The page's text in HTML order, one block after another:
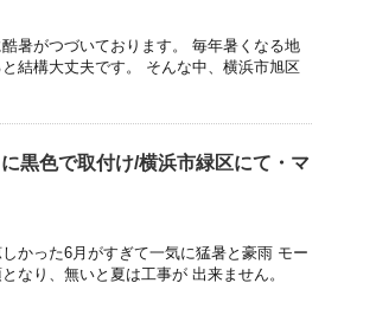
暑がつづいております。 毎年暑くなる地
結構大丈夫です。 そんな中、横浜市旭区
黒色で取付け/横浜市緑区にて・マ
かった6月がすぎて一気に猛暑と豪雨 モー
なり、無いと夏は工事が 出来ません。